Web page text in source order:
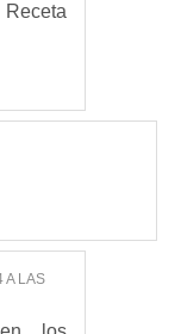
Receta
A LAS